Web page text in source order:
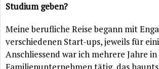
Studium geben?
Meine berufliche Reise begann mit
verschiedenen Start-ups, jeweils für
Anschliessend war ich mehrere Jahre